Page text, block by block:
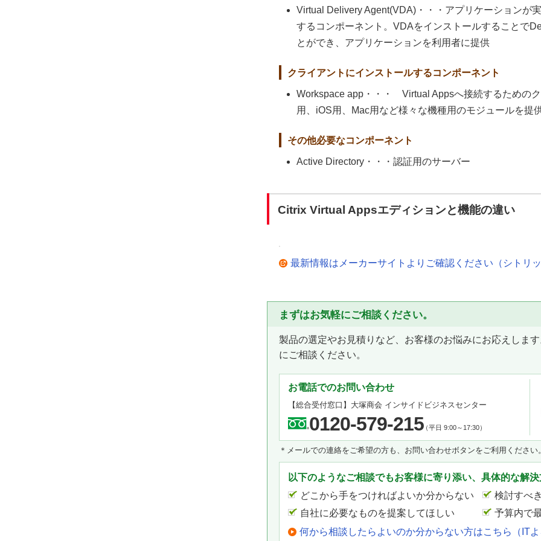
Virtual Delivery Agent(VDA)・・・アプリケーションが
するコンポーネント。VDAをインストールすることで
とができ、アプリケーションを利用者に提供
クライアントにインストールするコンポーネント
Workspace app・・・ Virtual Appsへ接続するための
用、iOS用、Mac用など様々な機種用のモジュールを提
その他必要なコンポーネント
Active Directory・・・認証用のサーバー
Citrix Virtual Appsエディションと機能の違い
最新情報はメーカーサイトよりご確認ください（シトリ
まずはお気軽にご相談ください。
製品の選定やお見積りなど、お客様のお悩みにお応えしま
にご相談ください。
お電話でのお問い合わせ
【総合受付窓口】 大塚商会 インサイドビジネスセンター
0120-579-215（平日 9:00～17:30）
＊メールでの連絡をご希望の方も、お問い合わせボタンをご利用ください
以下のようなご相談でもお客様に寄り添い、具体的な解
どこから手をつければよいか分からない
検討すべ
自社に必要なものを提案してほしい
予算内で
何から相談したらよいのか分からない方はこちら（IT